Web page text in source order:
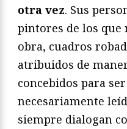
otra vez. Sus
pintores de los que
obra, cuadros
atribuidos de
concebidos para
necesariamente
siempre dialogan